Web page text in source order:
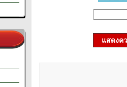
แสดงค